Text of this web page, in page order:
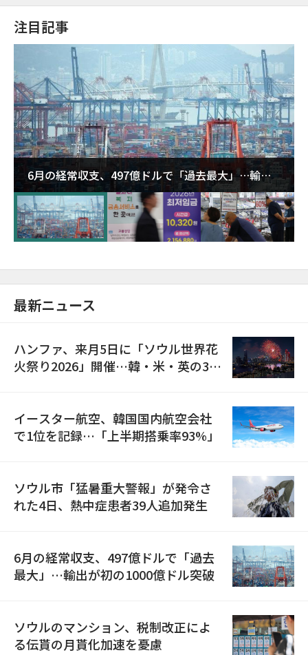
注目記事
6月の経常収支、497億ドルで「過去最大」…輸出
が初の1000億ドル突破
最新ニュース
ハンファ、来月5日に「ソウル世界花
火祭り2026」開催…韓・米・英の3カ
イースター航空、韓国国内航空会社
で1位を記録…「上半期搭乗率93%」
ソウル市「猛暑重大警報」が発令さ
れた4日、熱中症患者39人追加発生
6月の経常収支、497億ドルで「過去
最大」…輸出が初の1000億ドル突破
ソウルのマンション、税制改正によ
る伝貰の月貰化加速を憂慮